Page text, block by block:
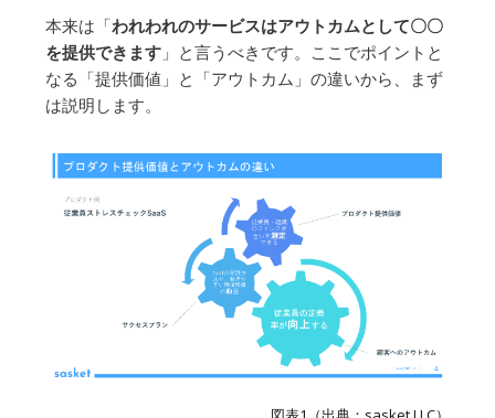
本来は「われわれのサービスはアウトカムとして〇〇
を提供できます 」と言うべきです。ここでポイントと
なる「提供価値」と「アウトカム」の違いから、まず
は説明します。